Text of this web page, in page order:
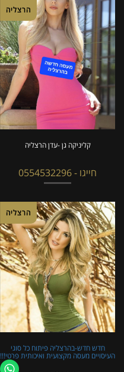
הרצליה
קליניקה גן -עדן הרצליה
חייגו - 0554532296
הרצליה
חדש חדש-בהרצליה פיתוח כל סוגי
העיסויים מעסה מקצועית ואיכותית פרטי!!!